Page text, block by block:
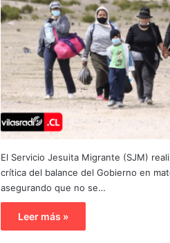
El Servicio Jesuita Migrante (SJM)
crítica del balance del Gobierno en
asegurando que no se…
Leer más »